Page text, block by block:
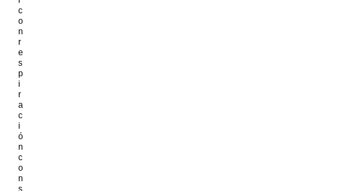
c
o
n
r
e
s
p
i
r
a
c
i
ó
n
c
o
n
s